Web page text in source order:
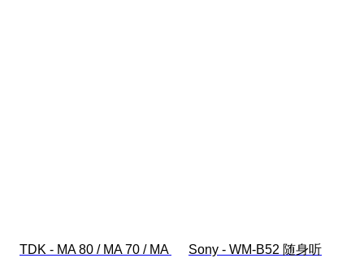
TDK - MA 80 / MA 70 / MA
Sony - WM-B52 随身听